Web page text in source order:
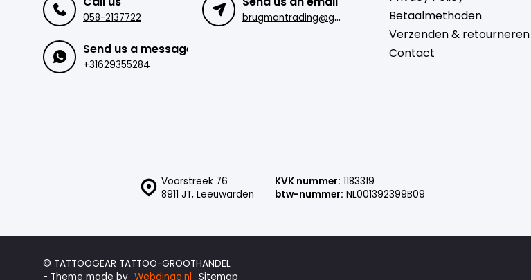
058-2137722
b
rugmantrading@gmail.com
Send us a message
+31629355284
Betaalmethoden
Verzenden & retourneren
Contact
Voorstreek 76
8911 JT, Leeuwarden
KVK nummer: 1183319
btw-nummer: NL001392399B09
© TATTOOGEAR TATTOO-GROOTHANDEL
- Theme made by Webdinge.nl Sitemap